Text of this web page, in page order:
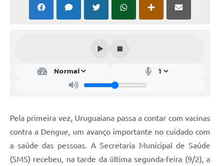
ITBI Online
SIM - Serviço de Inspeção Municipal
Vigilância Sanitária
Pela primeira vez, Uruguaiana passa a contar com vacinas
contra a Dengue, um avanço importante no cuidado com
a saúde das pessoas. A Secretaria Municipal de Saúde
(SMS) recebeu, na tarde da última segunda-feira (9/2), a